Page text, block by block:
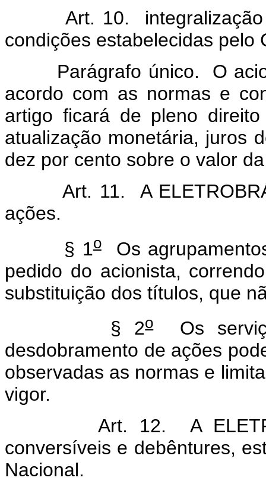
Art. 10. integralização
condições estabelecidas pelo
Parágrafo único. O
acordo com as normas e
artigo ficará de pleno
atualização monetária, juros
dez por cento sobre o valor
Art. 11. A
ações.
§ 1oOs
pedido do acionista,
substituição dos títulos, que
§ 2oOs
desdobramento de ações
observadas as normas e
vigor.
Art. 12. A
conversíveis e debêntures,
Nacional.